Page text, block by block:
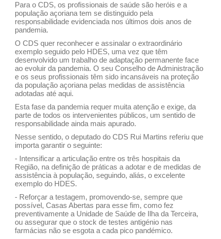
Para o CDS, os profissionais de saúde são heróis e a
população açoriana tem se distinguido pela
responsabilidade evidenciada nos últimos dois anos de
pandemia.
O CDS quer reconhecer e assinalar o extraordinário
exemplo seguido pelo HDES, uma vez que têm
desenvolvido um trabalho de adaptação permanente face
ao evoluir da pandemia. O seu Conselho de Administração
e os seus profissionais têm sido incansáveis na proteção
da população açoriana pelas medidas de assistência
adotadas até aqui.
Esta fase da pandemia requer muita atenção e exige, da
parte de todos os intervenientes públicos, um sentido de
responsabilidade ainda mais apurado.
Nesse sentido, o deputado do CDS Rui Martins referiu que
importa garantir o seguinte:
- Intensificar a articulação entre os três hospitais da
Região, na definição de práticas a adotar e de medidas de
assistência à população, seguindo, aliás, o excelente
exemplo do HDES.
- Reforçar a testagem, promovendo-se, sempre que
possível, Casas Abertas para esse fim, como fez
preventivamente a Unidade de Saúde de Ilha da Terceira,
ou assegurar que o stock de testes antigénio nas
farmácias não se esgota a cada pico pandémico.